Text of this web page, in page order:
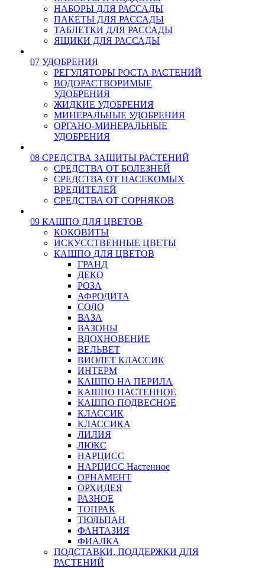
НАБОРЫ ДЛЯ РАССАДЫ
ПАКЕТЫ ДЛЯ РАССАДЫ
ТАБЛЕТКИ ДЛЯ РАССАДЫ
ЯЩИКИ ДЛЯ РАССАДЫ
07 УДОБРЕНИЯ
РЕГУЛЯТОРЫ РОСТА РАСТЕНИЙ
ВОДОРАСТВОРИМЫЕ
УДОБРЕНИЯ
ЖИДКИЕ УДОБРЕНИЯ
МИНЕРАЛЬНЫЕ УДОБРЕНИЯ
ОРГАНО-МИНЕРАЛЬНЫЕ
УДОБРЕНИЯ
08 СРЕДСТВА ЗАЩИТЫ РАСТЕНИЙ
СРЕДСТВА ОТ БОЛЕЗНЕЙ
СРЕДСТВА ОТ НАСЕКОМЫХ
ВРЕДИТЕЛЕЙ
СРЕДСТВА ОТ СОРНЯКОВ
09 КАШПО ДЛЯ ЦВЕТОВ
КОКОВИТЫ
ИСКУССТВЕННЫЕ ЦВЕТЫ
КАШПО ДЛЯ ЦВЕТОВ
ГРАНД
ДЕКО
РОЗА
АФРОДИТА
СОЛО
ВАЗА
ВАЗОНЫ
ВДОХНОВЕНИЕ
ВЕЛЬВЕТ
ВИОЛЕТ КЛАССИК
ИНТЕРМ
КАШПО НА ПЕРИЛА
КАШПО НАСТЕННОЕ
КАШПО ПОДВЕСНОЕ
КЛАССИК
КЛАССИКА
ЛИЛИЯ
ЛЮКС
НАРЦИСС
НАРЦИСС Настенное
ОРНАМЕНТ
ОРХИДЕЯ
РАЗНОЕ
ТОПРАК
ТЮЛЬПАН
ФАНТАЗИЯ
ФИАЛКА
ПОДСТАВКИ, ПОДДЕРЖКИ ДЛЯ
РАСТЕНИЙ